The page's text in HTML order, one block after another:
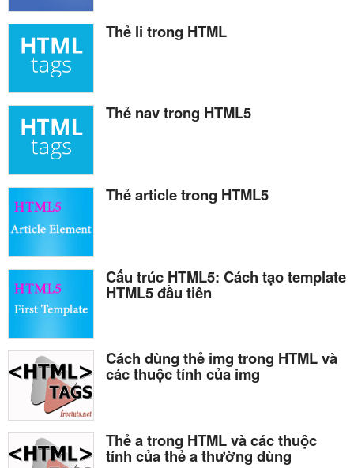
Thẻ li trong HTML
Thẻ nav trong HTML5
Thẻ article trong HTML5
Cấu trúc HTML5: Cách tạo template
HTML5 đầu tiên
Cách dùng thẻ img trong HTML và
các thuộc tính của img
Thẻ a trong HTML và các thuộc
tính của thẻ a thường dùng